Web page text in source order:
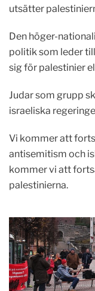
utsätter
Den höger-
politik som leder
sig för palestinier
Judar som grupp
israeliska
Vi kommer att
antisemitism och
kommer vi att
palestinierna.